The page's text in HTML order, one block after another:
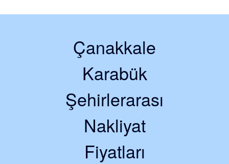
Çanakkale
Karabük
Şehirlerarası
Nakliyat
Fiyatları